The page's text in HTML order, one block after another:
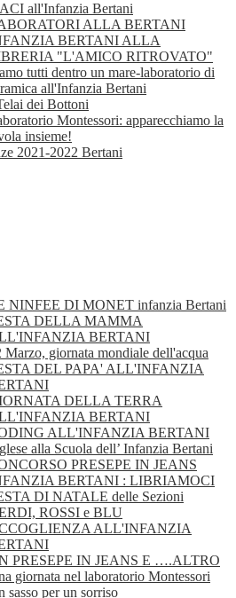
all'Infanzia Bertani
ALLA BERTANI
BERTANI ALLA
"L'AMICO RITROVATO"
tutti dentro un mare-laboratorio di
all'Infanzia Bertani
dei Bottoni
Montessori: apparecchiamo la
insieme!
2021-2022 Bertani
NINFEE DI MONET infanzia Bertani
DELLA MAMMA
BERTANI
Marzo, giornata mondiale dell'acqua
DEL PAPA' ALL'INFANZIA
DELLA TERRA
BERTANI
ALL'INFANZIA BERTANI
alla Scuola dell’ Infanzia Bertani
PRESEPE IN JEANS
BERTANI : LIBRIAMOCI
DI NATALE delle Sezioni
ROSSI e BLU
ALL'INFANZIA
PRESEPE IN JEANS E ….ALTRO
giornata nel laboratorio Montessori
sasso per un sorriso